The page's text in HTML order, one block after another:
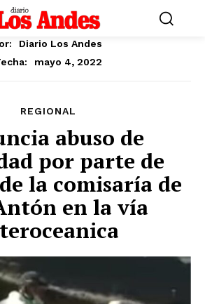
Diario Los Andes
mayo 4, 2022
REGIONAL
abuso de
por parte de
la comisaría de
en la vía